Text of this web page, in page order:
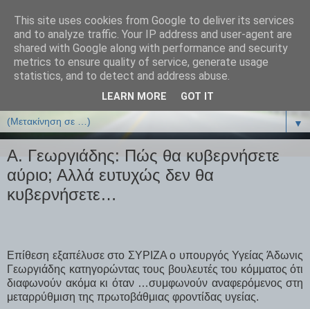
ΒΙΟΛΟΓΙΑonline.gr
Online Μαθήματα Βιολογίας
▼
A. Γεωργιάδης: Πώς θα κυβερνήσετε
αύριο; Αλλά ευτυχώς δεν θα
κυβερνήσετε…
Επίθεση εξαπέλυσε στο ΣΥΡΙΖΑ ο υπουργός Υγείας Άδωνις
Γεωργιάδης κατηγορώντας τους βουλευτές του κόμματος ότι
διαφωνούν ακόμα κι όταν …συμφωνούν αναφερόμενος στη
μεταρρύθμιση της πρωτοβάθμιας φροντίδας υγείας.
This site uses cookies from Google to deliver its services
and to analyze traffic. Your IP address and user-agent are
shared with Google along with performance and security
metrics to ensure quality of service, generate usage
statistics, and to detect and address abuse.
LEARN MORE GOT IT